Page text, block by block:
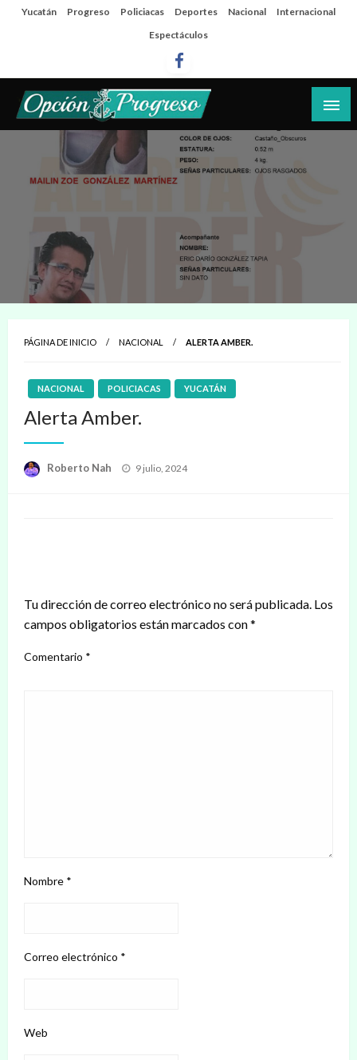
SaltaYucatán Progreso Policiacas Deportes Nacional
Internacional
Espectáculos
Opción Progreso
Las noticias del día a día del puerto
PÁGINA DE INICIO NACIONAL ALERTA AMBER.
NACIONAL POLICIACAS YUCATÁN
Alerta Amber.
Roberto Nah
Publicado
9 julio, 2024
Tu dirección de correo electrónico no será publicada. Los
campos obligatorios están marcados con*
Comentario *
Nombre *
Correo electrónico *
Web